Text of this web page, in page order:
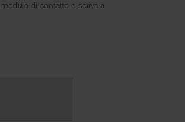
di contatto o scriva a